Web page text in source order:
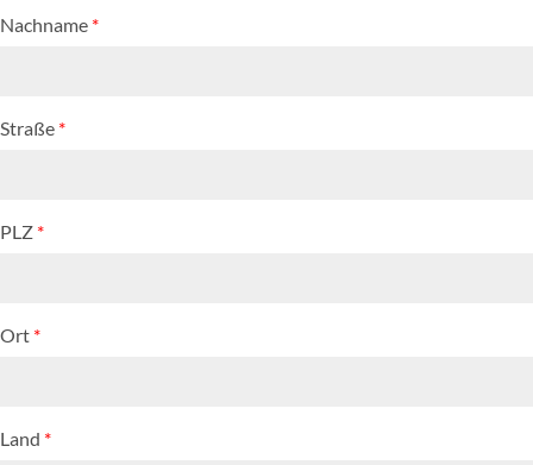
Nachname *
Straße *
PLZ *
Ort *
Land *